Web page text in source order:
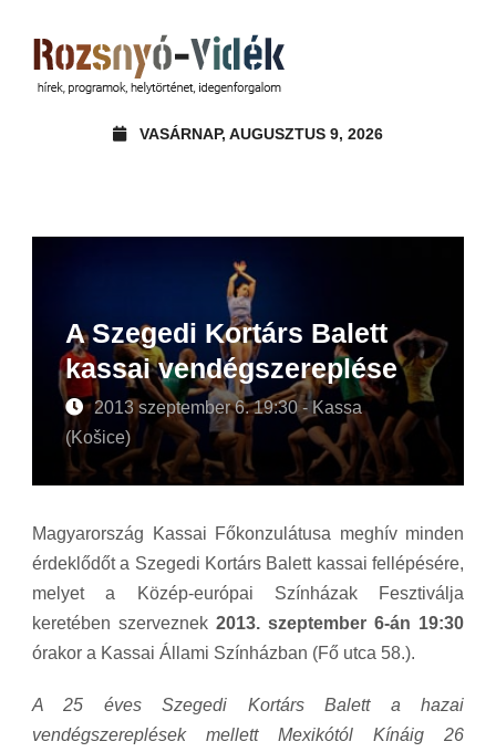
VASÁRNAP, AUGUSZTUS 9, 2026
A Szegedi Kortárs Balett
kassai vendégszereplése
2013 szeptember 6. 19:30 - Kassa
(Košice)
Magyarország Kassai Főkonzulátusa meghív minden
érdeklődőt a Szegedi Kortárs Balett kassai fellépésére,
melyet a Közép-európai Színházak Fesztiválja
keretében szerveznek 2013. szeptember 6-án 19:30
órakor a Kassai Állami Színházban (Fő utca 58.).
A 25 éves Szegedi Kortárs Balett a hazai
vendégszereplések mellett Mexikótól Kínáig 26